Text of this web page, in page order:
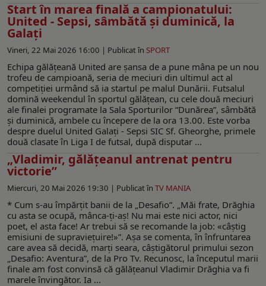
Start în marea finală a campionatului:
United - Sepsi, sâmbătă și duminică, la
Galați
Vineri, 22 Mai 2026 16:00 | Publicat în SPORT
Echipa gălățeană United are șansa de a pune mâna pe un nou
trofeu de campioană, seria de meciuri din ultimul act al
competiţiei urmând să ia startul pe malul Dunării. Futsalul
domină weekendul în sportul gălățean, cu cele două meciuri
ale finalei programate la Sala Sporturilor “Dunărea”, sâmbătă
și duminică, ambele cu începere de la ora 13.00. Este vorba
despre duelul United Galați - Sepsi SIC Sf. Gheorghe, primele
două clasate în Liga I de futsal, după disputar ...
„Vladimir, gălățeanul antrenat pentru
victorie”
Miercuri, 20 Mai 2026 19:30 | Publicat în TV MANIA
* Cum s-au împărțit banii de la „Desafio”. „Măi frate, Drăghia
cu asta se ocupă, mânca-ți-aș! Nu mai este nici actor, nici
poet, el asta face! Ar trebui să se recomande la job: «câștig
emisiuni de supraviețuire!»”. Așa se comenta, în înfruntarea
care avea să decidă, marți seara, câștigătorul primului sezon
„Desafio: Aventura”, de la Pro Tv. Recunosc, la începutul marii
finale am fost convinsă că gălățeanul Vladimir Drăghia va fi
marele învingător. Ia ...